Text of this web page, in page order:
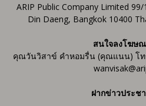
ARIP Public Company Limited
Din Daeng, Bangkok 10400
สนใจลงโฆษ
คุณวันวิสาข์ คำหอมรื่น (คุณแนน) โท
ฝากข่าวประช